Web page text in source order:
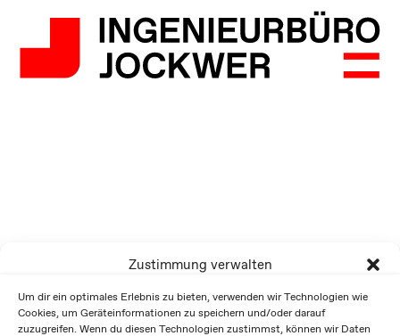
Zustimmung verwalten
Um dir ein optimales Erlebnis zu bieten, verwenden wir Technologien wie
Cookies, um Geräteinformationen zu speichern und/oder darauf
zuzugreifen. Wenn du diesen Technologien zustimmst, können wir Daten